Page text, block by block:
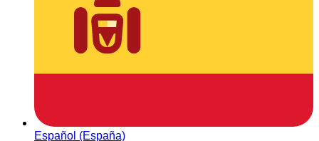
Español (España)